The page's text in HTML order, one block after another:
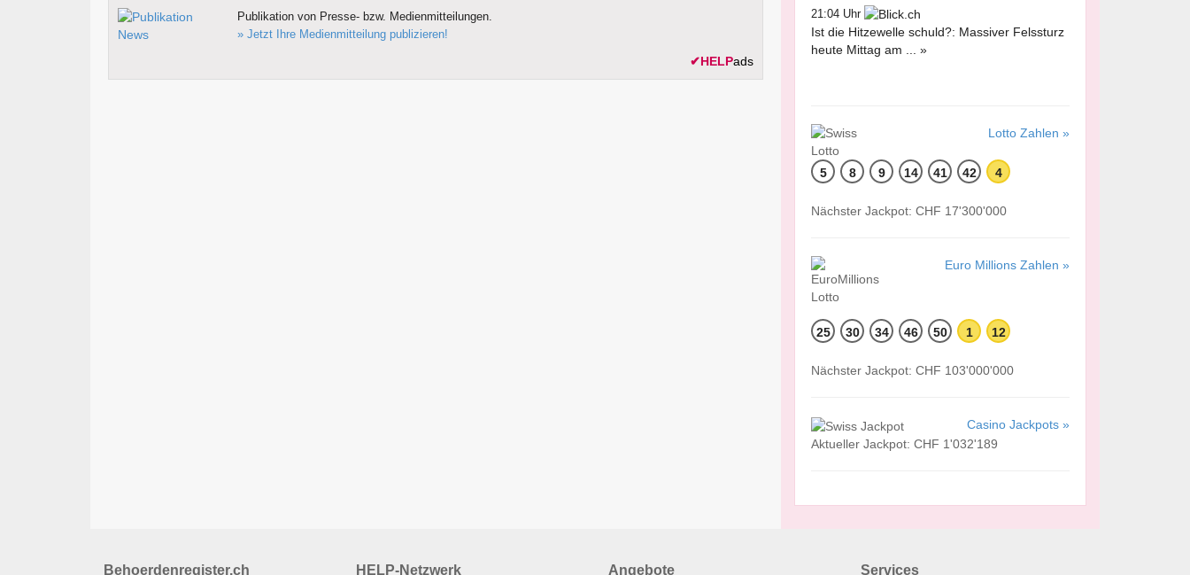
Publikation von Presse- bzw. Medienmitteilungen.
» Jetzt Ihre Medienmitteilung publizieren!
✔HELPads
21:04 Uhr
Ist die Hitzewelle schuld?: Massiver Felssturz
heute Mittag am ... »
Lotto Zahlen »
5 8 9 14 41 42 4
Nächster Jackpot: CHF 17'300'000
Euro Millions Zahlen »
25 30 34 46 50 1 12
Nächster Jackpot: CHF 103'000'000
Casino Jackpots »
Aktueller Jackpot: CHF 1'032'189
Behoerdenregister.ch HELP-Netzwerk Angebote Services